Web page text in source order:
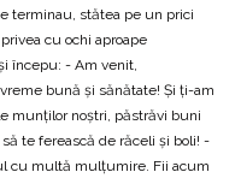
terminau, stătea pe un prici
cu ochi aproape
începu: - Am venit,
bună și sănătate! Și ți-am
munților noștri, păstrăvi buni
te ferească de răceli și boli! -
cu multă mulțumire. Fii acum